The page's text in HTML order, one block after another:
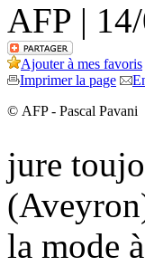
AFP |
Ajouter à mes favoris
Imprimer la page
© AFP - Pascal Pavani
jure
la mode